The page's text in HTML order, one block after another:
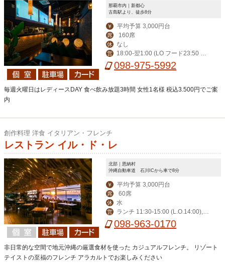
那覇市内｜新都心
古島駅より、徒歩8分
￥ 平均予算 3,000円台
席 160席
休 なし
営
18:00-翌1:00 (LO フード23:50 ド
リンク0:20) 金土祝前18:00-翌2:00 (L
098-975-5992
毎週火曜日はレディースDAY 食べ飲み放題3時間 女性1名様 税込3.500円でご案
内
創作料理 洋食 イタリアン・フレンチ
レストラン イル・ド・レ
北部｜恩納村
沖縄自動車道 石川ICから車で8分
￥ 平均予算 3,000円台
席 60席
休 水
営
ランチ 11:30-15:00 (L.O.14:00),デ
ィナー 17:30-23:00 (L.O.21:00)
098-963-0170
非日常的な空間で地元沖縄の厳選食材を使った カジュアルフレンチ。 リゾート
テイストの至福のフレンチ アラカルトでお楽しみください